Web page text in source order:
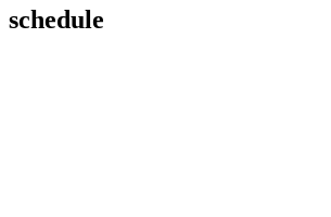
schedule